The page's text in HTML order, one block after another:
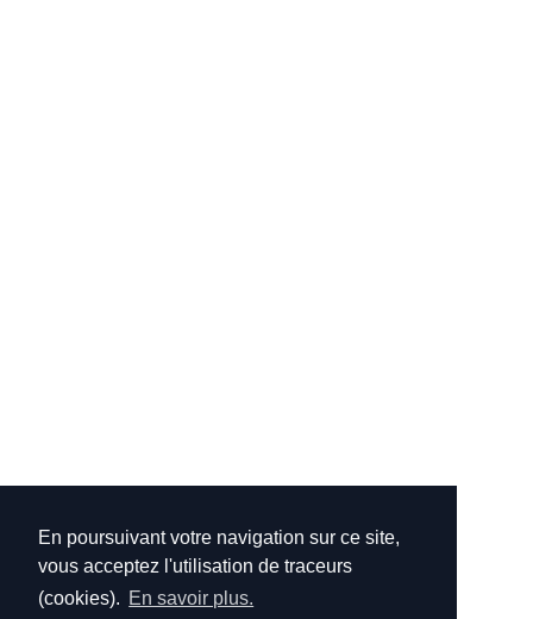
En poursuivant votre navigation sur ce site,
vous acceptez l'utilisation de traceurs
(cookies). En savoir plus.